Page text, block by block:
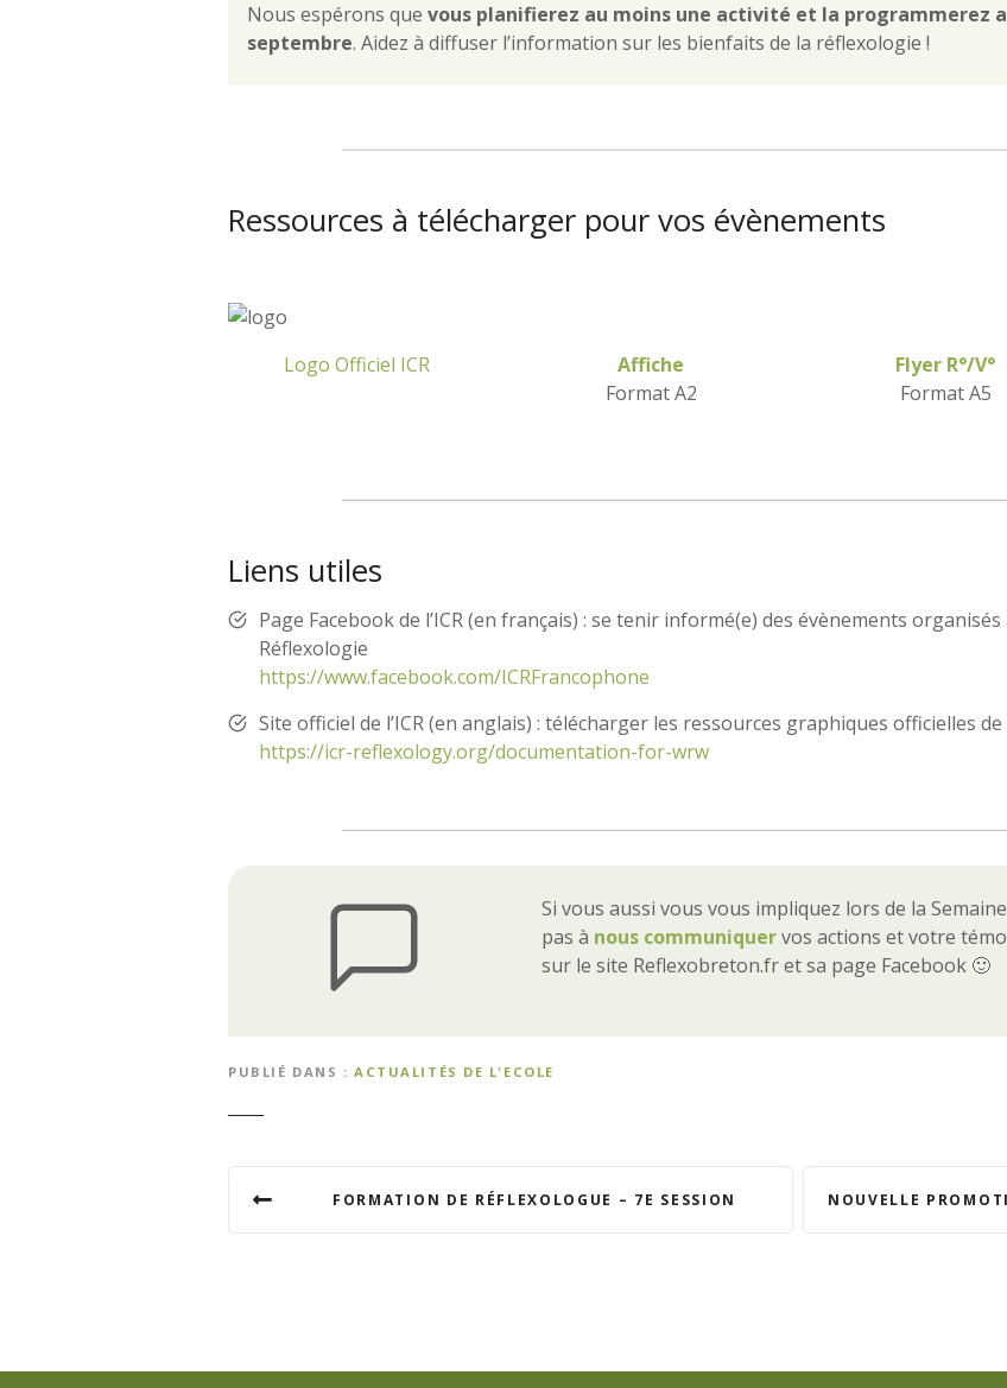
Nous espérons que vous planifierez au moins une activité et la programmerez
septembre. Aidez à diffuser l’information sur les bienfaits de la réflexologie !
Ressources à télécharger pour vos évènements
Logo Officiel ICR
Affiche
Format A2
Flyer R°/V°
Format A5
Liens utiles
Page Facebook de l’ICR (en français) : se tenir informé(e) des évènements
Réflexologie
https://www.facebook.com/ICRFrancophone
Site officiel de l’ICR (en anglais) : télécharger les ressources graphiques officielles
https://icr-reflexology.org/documentation-for-wrw
Si vous aussi vous vous impliquez lors de la
pas à nous communiquer vos actions et votre
sur le site Reflexobreton.fr et sa page Facebook 🙂
PUBLIÉ DANS ACTUALITÉS DE L'ECOLE
N
FORMATION DE RÉFLEXOLOGUE – 7E SESSION